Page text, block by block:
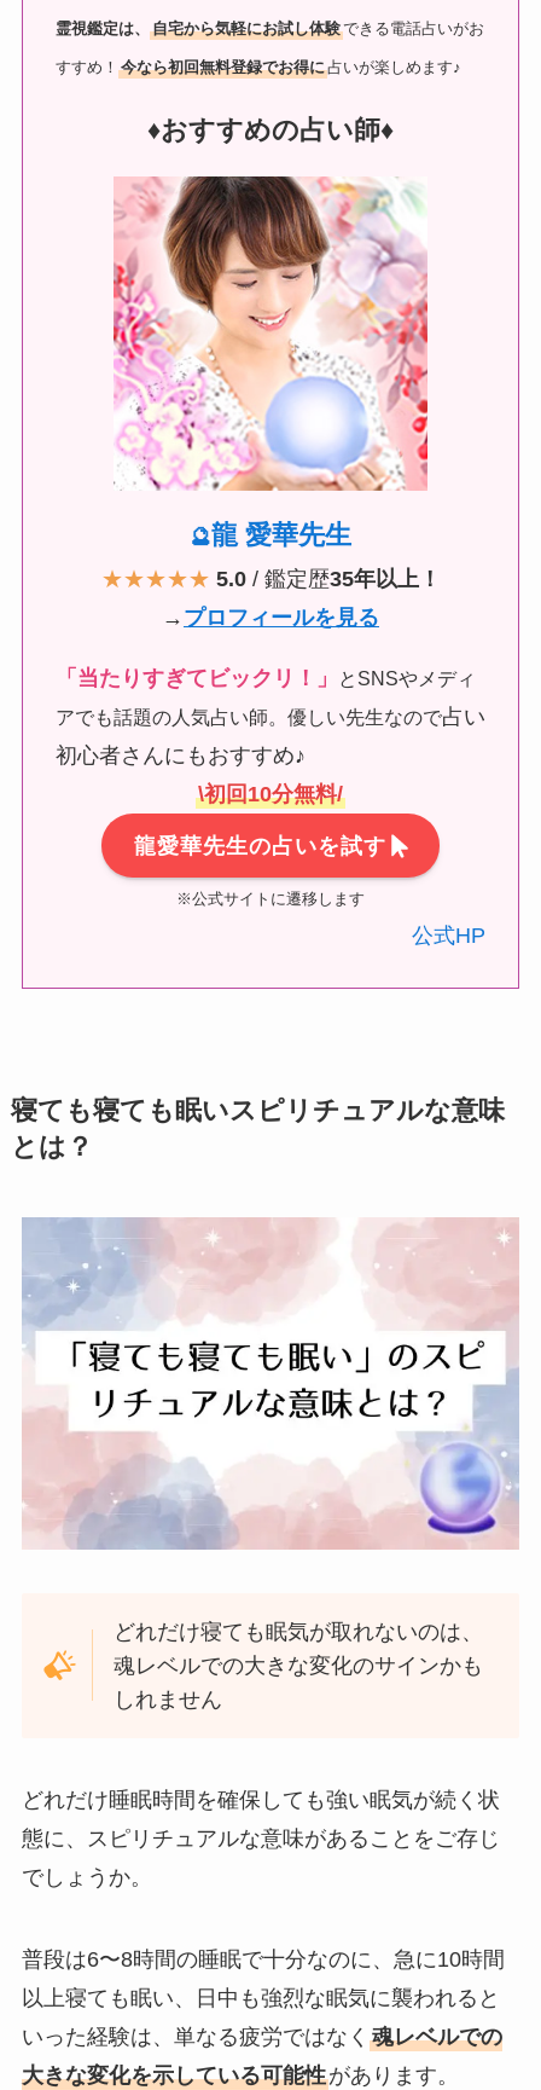
霊視鑑定は、 自宅から気軽にお試し体験できる電話占いがお
すすめ！ 今なら初回無料登録でお得に占いが楽しめます♪
♦︎おすすめの占い師♦︎
🔮龍 愛華先生
★★★★★ 5.0/ 鑑定歴35年以上！
→ プロフィールを見る
「当たりすぎてビックリ！」
とSNSやメディ
アでも話題の人気占い師。優しい先生なので占い
初心者さんにもおすすめ♪
\初回10分無料/
龍愛華先生の占いを試す
※公式サイトに遷移します
公式HP
寝ても寝ても眠いスピリチュアルな意味
とは？
どれだけ寝ても眠気が取れないのは、
魂レベルでの大きな変化のサインかも
しれません
どれだけ睡眠時間を確保しても強い眠気が続く状
態に、スピリチュアルな意味があることをご存じ
でしょうか。
普段は6〜8時間の睡眠で十分なのに、急に10時間
以上寝ても眠い、日中も強烈な眠気に襲われると
いった経験は、単なる疲労ではなく 魂レベルでの
大きな変化を示している可能性があります。